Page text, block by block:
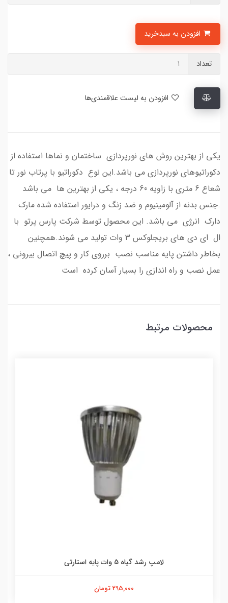
تعداد
یکی از بهترین روش های نورپردازی ساختمان و نماها استفاده از
دکوراتیوهای نورپردازی می باشد.این نوع دکوراتیو با پرتاب نور تا
شعاع 6 متری با زاویه 60 درجه ، یکی از بهترین ها می باشد
.جنس بدنه از آلومینیوم و ضد زنگ و درایور استفاده شده مارک
دارک انرژی می باشد. این محصول توسط شرکت پارس پرتو با
ال ای دی های بریجلوکس 3 وات تولید می شوند.همچنین
بخاطر داشتن پایه مناسب نصب برروی کار و پیچ اتصال بیرونی ،
عمل نصب و راه اندازی را بسیار آسان کرده است
محصولات مرتبط
لامپ رشد گیاه 5 وات پایه استارتی
295,000 تومان